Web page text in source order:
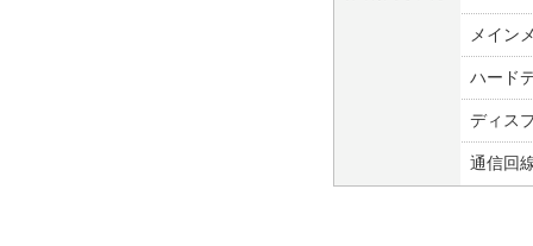
メイン
ハード
ディス
通信回